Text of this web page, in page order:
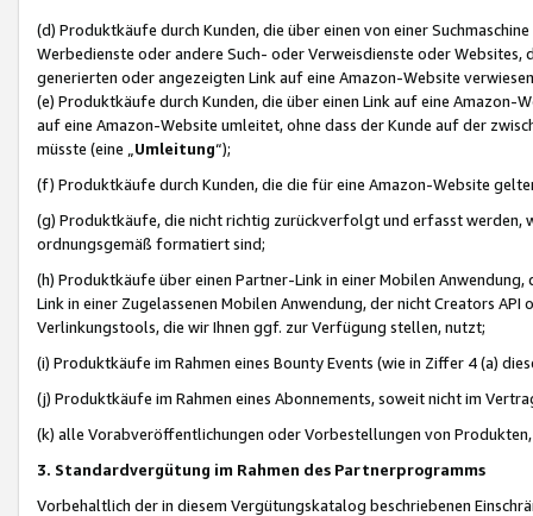
(d) Produktkäufe durch Kunden, die über einen von einer
Werbedienste oder andere Such- oder Verweisdienste oder Websites,
generierten oder angezeigten Link auf eine Amazon-Website
(e) Produktkäufe durch Kunden, die über einen Link auf eine
auf eine Amazon-Website umleitet, ohne dass der Kunde auf der
müsste (eine „ Umleitung“);
(f) Produktkäufe durch Kunden, die die für eine Amazon-Website
(g) Produktkäufe, die nicht richtig zurückverfolgt und erfasst werden,
ordnungsgemäß formatiert sind;
(h) Produktkäufe über einen Partner-Link in einer Mobilen
Link in einer Zugelassenen Mobilen Anwendung, der nicht Creators
Verlinkungstools, die wir Ihnen ggf. zur Verfügung stellen, nutzt;
(i) Produktkäufe im Rahmen eines Bounty Events (wie in Ziffer 4 (a)
(j) Produktkäufe im Rahmen eines Abonnements, soweit nicht im
(k) alle Vorabveröffentlichungen oder Vorbestellungen von
3. Standardvergütung im Rahmen des Partnerprogramms
Vorbehaltlich der in diesem Vergütungskatalog beschriebenen